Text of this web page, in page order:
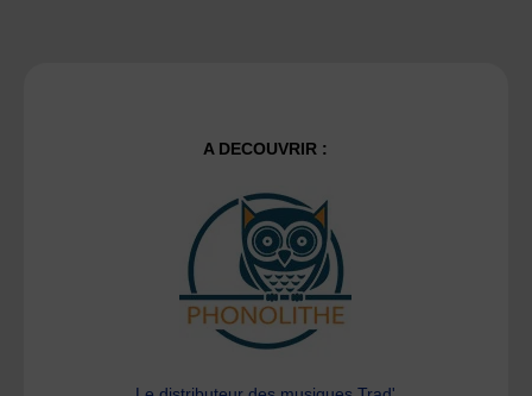
A DECOUVRIR :